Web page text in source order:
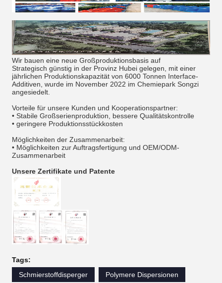
Wir bauen eine neue Großproduktionsbasis auf
Strategisch günstig in der Provinz Hubei gelegen, mit einer
jährlichen Produktionskapazität von 6000 Tonnen Interface-
Additiven, wurde im November 2022 im Chemiepark Songzi
angesiedelt.
Vorteile für unsere Kunden und Kooperationspartner:
• Stabile Großserienproduktion, bessere Qualitätskontrolle
• geringere Produktionsstückkosten
Möglichkeiten der Zusammenarbeit:
• Möglichkeiten zur Auftragsfertigung und OEM/ODM-
Zusammenarbeit
Unsere Zertifikate und Patente
Tags:
Schmierstoffdisperger
Polymere Dispersionen